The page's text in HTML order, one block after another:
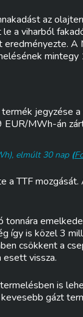
az
a viharból
mintegy
termék
MWh-án
elmúlt 30 nap (
a TTF
így is közel 3
csökkent a
vissza.
is
gázt